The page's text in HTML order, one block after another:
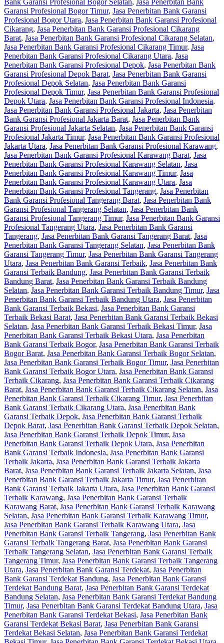
Garansi Profesional Bogor Timur, Jasa Penerbitan Bank Garansi
Profesional Bogor Utara, Jasa Penerbitan Bank Garansi Profesional
Cikarang, Jasa Penerbitan Bank Garansi Profesional Cikarang
Barat, Jasa Penerbitan Bank Garansi Profesional Cikarang Selatan,
Jasa Penerbitan Bank Garansi Profesional Cikarang Timur, Jasa
Penerbitan Bank Garansi Profesional Cikarang Utara, Jasa
Penerbitan Bank Garansi Profesional Depok, Jasa Penerbitan Bank
Garansi Profesional Depok Barat, Jasa Penerbitan Bank Garansi
Profesional Depok Selatan, Jasa Penerbitan Bank Garansi
Profesional Depok Timur, Jasa Penerbitan Bank Garansi Profesional
Depok Utara, Jasa Penerbitan Bank Garansi Profesional Indonesia,
Jasa Penerbitan Bank Garansi Profesional Jakarta, Jasa Penerbitan
Bank Garansi Profesional Jakarta Barat, Jasa Penerbitan Bank
Garansi Profesional Jakarta Selatan, Jasa Penerbitan Bank Garansi
Profesional Jakarta Timur, Jasa Penerbitan Bank Garansi Profesional
Jakarta Utara, Jasa Penerbitan Bank Garansi Profesional Karawang,
Jasa Penerbitan Bank Garansi Profesional Karawang Barat, Jasa
Penerbitan Bank Garansi Profesional Karawang Selatan, Jasa
Penerbitan Bank Garansi Profesional Karawang Timur, Jasa
Penerbitan Bank Garansi Profesional Karawang Utara, Jasa
Penerbitan Bank Garansi Profesional Tangerang, Jasa Penerbitan
Bank Garansi Profesional Tangerang Barat, Jasa Penerbitan Bank
Garansi Profesional Tangerang Selatan, Jasa Penerbitan Bank
Garansi Profesional Tangerang Timur, Jasa Penerbitan Bank Garansi
Profesional Tangerang Utara, Jasa Penerbitan Bank Garansi
Tangerang, Jasa Penerbitan Bank Garansi Tangerang Barat, Jasa
Penerbitan Bank Garansi Tangerang Selatan, Jasa Penerbitan Bank
Garansi Tangerang Timur, Jasa Penerbitan Bank Garansi Tangerang
Utara, Jasa Penerbitan Bank Garansi Terbaik, Jasa Penerbitan Bank
Garansi Terbaik Bandung, Jasa Penerbitan Bank Garansi Terbaik
Bandung Barat, Jasa Penerbitan Bank Garansi Terbaik Bandung
Selatan, Jasa Penerbitan Bank Garansi Terbaik Bandung Timur, Jasa
Penerbitan Bank Garansi Terbaik Bandung Utara, Jasa Penerbitan
Bank Garansi Terbaik Bekasi, Jasa Penerbitan Bank Garansi
Terbaik Bekasi Barat, Jasa Penerbitan Bank Garansi Terbaik Bekasi
Selatan, Jasa Penerbitan Bank Garansi Terbaik Bekasi Timur, Jasa
Penerbitan Bank Garansi Terbaik Bekasi Utara, Jasa Penerbitan
Bank Garansi Terbaik Bogor, Jasa Penerbitan Bank Garansi Terbaik
Bogor Barat, Jasa Penerbitan Bank Garansi Terbaik Bogor Selatan,
Jasa Penerbitan Bank Garansi Terbaik Bogor Timur, Jasa Penerbitan
Bank Garansi Terbaik Bogor Utara, Jasa Penerbitan Bank Garansi
Terbaik Cikarang, Jasa Penerbitan Bank Garansi Terbaik Cikarang
Barat, Jasa Penerbitan Bank Garansi Terbaik Cikarang Selatan, Jasa
Penerbitan Bank Garansi Terbaik Cikarang Timur, Jasa Penerbitan
Bank Garansi Terbaik Cikarang Utara, Jasa Penerbitan Bank
Garansi Terbaik Depok, Jasa Penerbitan Bank Garansi Terbaik
Depok Barat, Jasa Penerbitan Bank Garansi Terbaik Depok Selatan,
Jasa Penerbitan Bank Garansi Terbaik Depok Timur, Jasa
Penerbitan Bank Garansi Terbaik Depok Utara, Jasa Penerbitan
Bank Garansi Terbaik Indonesia, Jasa Penerbitan Bank Garansi
Terbaik Jakarta, Jasa Penerbitan Bank Garansi Terbaik Jakarta
Barat, Jasa Penerbitan Bank Garansi Terbaik Jakarta Selatan, Jasa
Penerbitan Bank Garansi Terbaik Jakarta Timur, Jasa Penerbitan
Bank Garansi Terbaik Jakarta Utara, Jasa Penerbitan Bank Garansi
Terbaik Karawang, Jasa Penerbitan Bank Garansi Terbaik
Karawang Barat, Jasa Penerbitan Bank Garansi Terbaik Karawang
Selatan, Jasa Penerbitan Bank Garansi Terbaik Karawang Timur,
Jasa Penerbitan Bank Garansi Terbaik Karawang Utara, Jasa
Penerbitan Bank Garansi Terbaik Tangerang, Jasa Penerbitan Bank
Garansi Terbaik Tangerang Barat, Jasa Penerbitan Bank Garansi
Terbaik Tangerang Selatan, Jasa Penerbitan Bank Garansi Terbaik
Tangerang Timur, Jasa Penerbitan Bank Garansi Terbaik Tangerang
Utara, Jasa Penerbitan Bank Garansi Terdekat, Jasa Penerbitan
Bank Garansi Terdekat Bandung, Jasa Penerbitan Bank Garansi
Terdekat Bandung Barat, Jasa Penerbitan Bank Garansi Terdekat
Bandung Selatan, Jasa Penerbitan Bank Garansi Terdekat Bandung
Timur, Jasa Penerbitan Bank Garansi Terdekat Bandung Utara, Jasa
Penerbitan Bank Garansi Terdekat Bekasi, Jasa Penerbitan Bank
Garansi Terdekat Bekasi Barat, Jasa Penerbitan Bank Garansi
Terdekat Bekasi Selatan, Jasa Penerbitan Bank Garansi Terdekat